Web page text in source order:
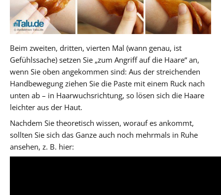
Beim zweiten, dritten, vierten Mal (wann genau, ist
Gefühlssache) setzen Sie „zum Angriff auf die Haare“ an,
wenn Sie oben angekommen sind: Aus der streichenden
Handbewegung ziehen Sie die Paste mit einem Ruck nach
unten ab – in Haarwuchsrichtung, so lösen sich die Haare
leichter aus der Haut.
Nachdem Sie theoretisch wissen, worauf es ankommt,
sollten Sie sich das Ganze auch noch mehrmals in Ruhe
ansehen, z. B. hier: